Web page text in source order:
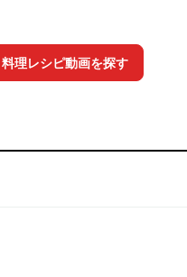
料理レシピ動画を探す